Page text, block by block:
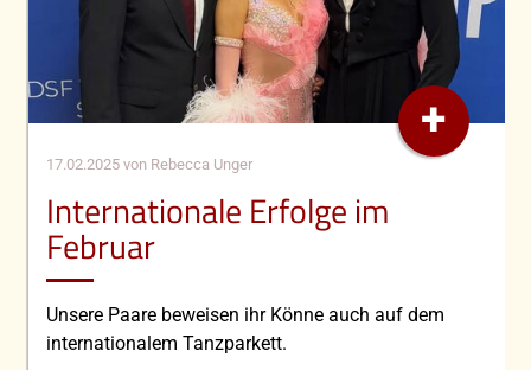
17.02.2025 von Rebecca Unger
Internationale Erfolge im
Februar
Unsere Paare beweisen ihr Könne auch auf dem
internationalem Tanzparkett.
+